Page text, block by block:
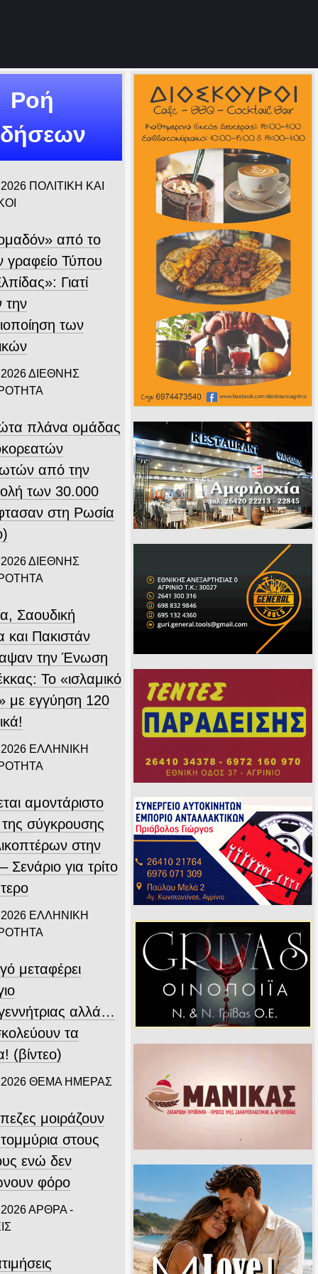
Ροή
ΠΟΛΙΤΙΚΗ ΚΑΙ
από το
Τύπου
Γιατί
την
των
ΔΙΕΘΝΗΣ
πλάνα ομάδας
από την
των 30.000
στη Ρωσία
ΔΙΕΘΝΗΣ
Σαουδική
και Πακιστάν
την Ένωση
Το «ισλαμικό
με εγγύηση 120
ΕΛΛΗΝΙΚΗ
αμοντάριστο
της σύγκρουσης
στην
για τρίτο
ΕΛΛΗΝΙΚΗ
μεταφέρει
αλλά…
τα
(βίντεο)
ΘΕΜΑ ΗΜΕΡΑΣ
μοιράζουν
στους
ενώ δεν
φόρο
ΑΡΘΡΑ -